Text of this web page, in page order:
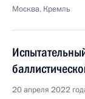
Москва, Кремль
20 апреля 2022